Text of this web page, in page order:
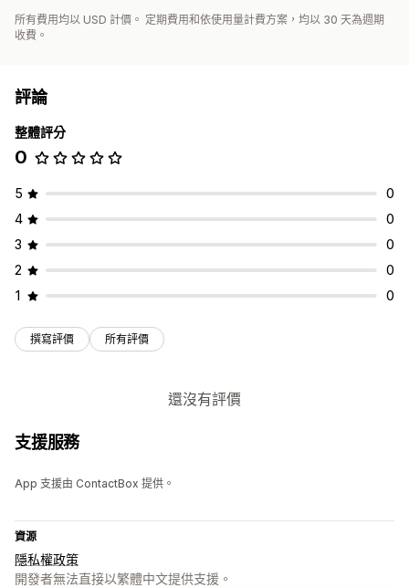
所有費用均以 USD 計價。 定期費用和依使用量計費方案，均以 30 天為週期
收費。
評論
整體評分
0
5
0
4
0
3
0
2
0
1
0
撰寫評價 所有評價
還沒有評價
支援服務
App 支援由 ContactBox 提供。
資源
隱私權政策
開發者無法直接以繁體中文提供支援。